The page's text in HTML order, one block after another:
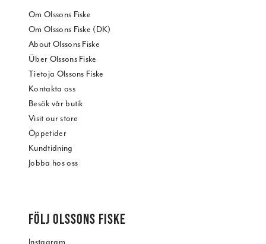
Om Olssons Fiske
Om Olssons Fiske (DK)
About Olssons Fiske
Über Olssons Fiske
Tietoja Olssons Fiske
Kontakta oss
Besök vår butik
Visit our store
Öppetider
Kundtidning
Jobba hos oss
FÖLJ OLSSONS FISKE
Instagram